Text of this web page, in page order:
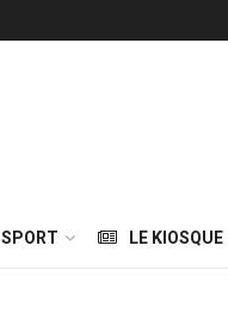
SPORT LE KIOSQUE